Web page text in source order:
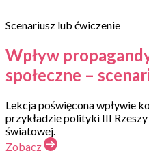
Scenariusz lub ćwiczenie
Wpływ
społeczne –
Lekcja poświęcona wpływie
przykładzie polityki III
światowej.
Zobacz